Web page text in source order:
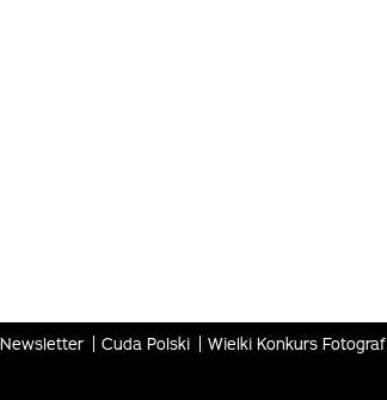
Newsletter Cuda Polski Wielki Konkurs